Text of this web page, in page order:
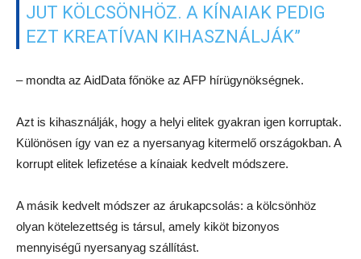
JUT KÖLCSÖNHÖZ. A KÍNAIAK PEDIG
EZT KREATÍVAN KIHASZNÁLJÁK”
– mondta az AidData főnöke az AFP hírügynökségnek.
Azt is kihasználják, hogy a helyi elitek gyakran igen korruptak.
Különösen így van ez a nyersanyag kitermelő országokban. A
korrupt elitek lefizetése a kínaiak kedvelt módszere.
A másik kedvelt módszer az árukapcsolás: a kölcsönhöz
olyan kötelezettség is társul, amely kiköt bizonyos
mennyiségű nyersanyag szállítást.